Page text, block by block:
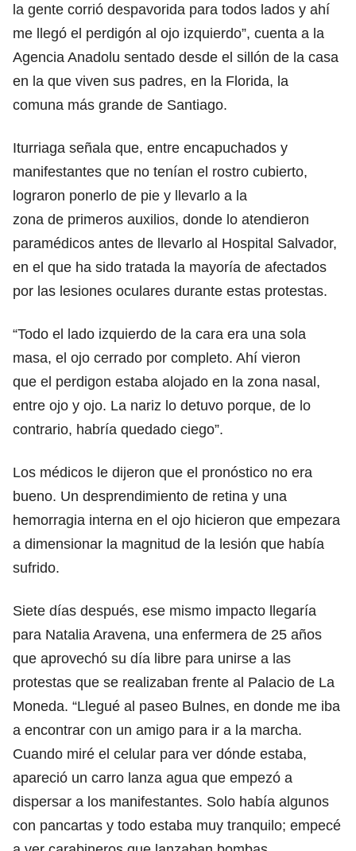
la gente corrió despavorida para todos lados y ahí
me llegó el perdigón al ojo izquierdo”, cuenta a la
Agencia Anadolu sentado desde el sillón de la casa
en la que viven sus padres, en la Florida, la
comuna más grande de Santiago.
Iturriaga señala que, entre encapuchados y
manifestantes que no tenían el rostro cubierto,
lograron ponerlo de pie y llevarlo a la
zona de primeros auxilios, donde lo atendieron
paramédicos antes de llevarlo al Hospital Salvador,
en el que ha sido tratada la mayoría de afectados
por las lesiones oculares durante estas protestas.
“Todo el lado izquierdo de la cara era una sola
masa, el ojo cerrado por completo. Ahí vieron
que el perdigon estaba alojado en la zona nasal,
entre ojo y ojo. La nariz lo detuvo porque, de lo
contrario, habría quedado ciego”.
Los médicos le dijeron que el pronóstico no era
bueno. Un desprendimiento de retina y una
hemorragia interna en el ojo hicieron que empezara
a dimensionar la magnitud de la lesión que había
sufrido.
Siete días después, ese mismo impacto llegaría
para Natalia Aravena, una enfermera de 25 años
que aprovechó su día libre para unirse a las
protestas que se realizaban frente al Palacio de La
Moneda. “Llegué al paseo Bulnes, en donde me iba
a encontrar con un amigo para ir a la marcha.
Cuando miré el celular para ver dónde estaba,
apareció un carro lanza agua que empezó a
dispersar a los manifestantes. Solo había algunos
con pancartas y todo estaba muy tranquilo; empecé